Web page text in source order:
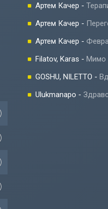
Артем Качер -
Артем Качер -
Артем Качер -
Filatov, Karas - Мимо
GOSHU, NILETTO -
Ulukmanapo -